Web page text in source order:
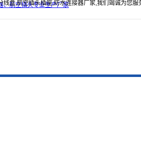
线盒,航空插头插座,防水连接器厂家,我们竭诚为您服